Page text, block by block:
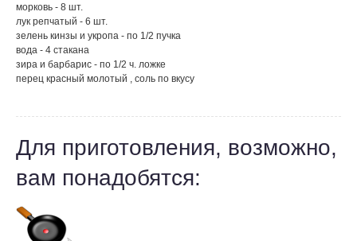
морковь - 8 шт.
лук репчатый - 6 шт.
зелень кинзы и укропа - по 1/2 пучка
вода - 4 стакана
зира и барбарис - по 1/2 ч. ложке
перец красный молотый , соль по вкусу
Для приготовления, возможно,
вам понадобятся: